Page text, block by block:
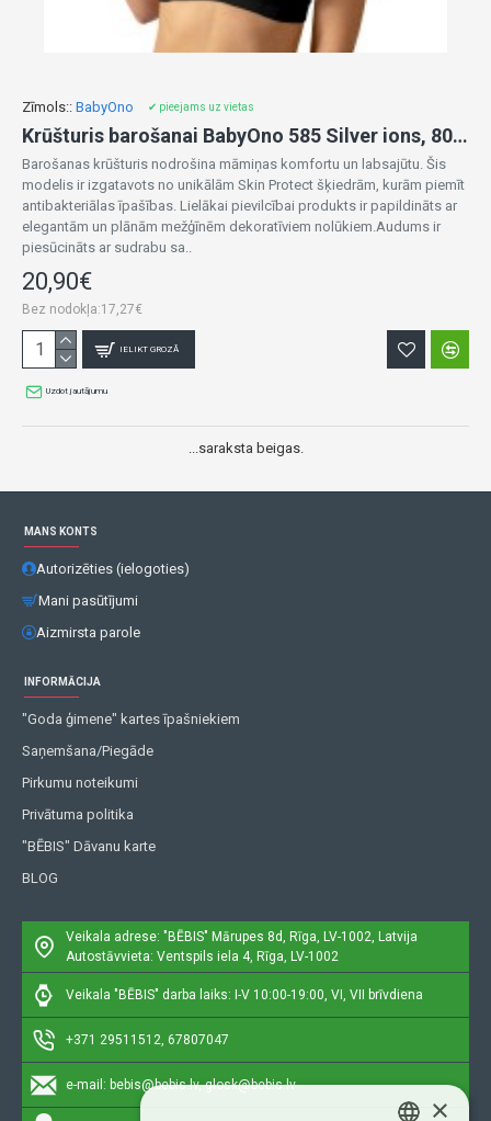
Zīmols:: BabyOno ✔ pieejams uz vietas
Krūšturis barošanai BabyOno 585 Silver ions, 80/85F black
Barošanas krūšturis nodrošina māmiņas komfortu un labsajūtu. Šis
modelis ir izgatavots no unikālām Skin Protect šķiedrām, kurām piemīt
antibakteriālas īpašības. Lielākai pievilcībai produkts ir papildināts ar
elegantām un plānām mežģīnēm dekoratīviem nolūkiem.Audums ir
piesūcināts ar sudrabu sa..
20,90€
Bez nodokļa:17,27€
IELIKT GROZĀ
Uzdot jautājumu
...saraksta beigas.
MANS KONTS
Autorizēties (ielogoties)
Mani pasūtījumi
Aizmirsta parole
INFORMĀCIJA
"Goda ģimene" kartes īpašniekiem
Saņemšana/Piegāde
Pirkumu noteikumi
Privātuma politika
"BĒBIS" Dāvanu karte
BLOG
Veikala adrese: "BĒBIS" Mārupes 8d, Rīga, LV-1002, Latvija
Autostāvvieta: Ventspils iela 4, Rīga, LV-1002
Veikala "BĒBIS" darba laiks: I-V 10:00-19:00, VI, VII brīvdiena
+371 29511512, 67807047
e-mail: bebis@bebis.lv, glosk@bebis.lv
×